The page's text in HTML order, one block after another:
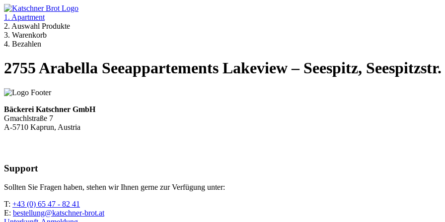
1. Apartment
2. Auswahl Produkte
3. Warenkorb
4. Bezahlen
2755 Arabella Seeappartements Lakeview – Seespitz, Seespitzstr.
Bäckerei Katschner GmbH
Gmachlstraße 7
A-5710 Kaprun, Austria
Support
Sollten Sie Fragen haben, stehen wir Ihnen gerne zur Verfügung unter:
T: +43 (0) 65 47 - 82 41
E: bestellung@katschner-brot.at